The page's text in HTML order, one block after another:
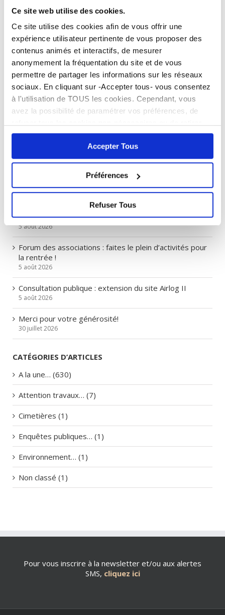
Ce site web utilise des cookies.
Ce site utilise des cookies afin de vous offrir une
expérience utilisateur pertinente de vous proposer des
contenus animés et interactifs, de mesurer
anonymement la fréquentation du site et de vous
permettre de partager les informations sur les réseaux
sociaux. En cliquant sur -Accepter tous- vous consentez
à l'utilisation de TOUS les cookies. Cependant, vous
avez la possibilité de paramétrer vos préférences, de
entièrement votre consentement. Attention, le fait de ne
pas accepter tous les cookies peut bloquer certaines
fonctionnalités du site.> Lire notre Politique de
Accepter Tous
Préférences
Refuser Tous
Boiret
5 août 2026
DEMANDES URBANISMES
Nouveaux horaires Mairie et service Etat civil
6 août 2026
Cornebarrieu en fête les 11, 12, 13 sept. au Boiret
5 août 2026
Forum des associations : faites le plein d’activités pour
la rentrée !
5 août 2026
Consultation publique : extension du site Airlog II
5 août 2026
Merci pour votre générosité!
30 juillet 2026
CATÉGORIES D’ARTICLES
A la une… (630)
Attention travaux… (7)
Cimetières (1)
Enquêtes publiques… (1)
Environnement… (1)
Non classé (1)
Pour vous inscrire à la newsletter et/ou aux alertes
SMS, cliquez ici